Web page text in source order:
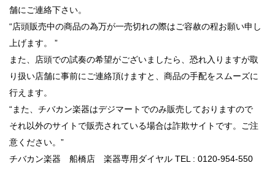
舗にご連絡下さい。
“店頭販売中の商品の為万が一売切れの際はご容赦の程お願い申し
上げます。 ”
また、店頭での試奏の希望がございましたら、恐れ入りますが取
り扱い店舗に事前にご連絡頂けますと、商品の手配をスムーズに
行えます。
“また、チバカン楽器はデジマートでのみ販売しておりますので
それ以外のサイトで販売されている場合は詐欺サイトです。ご注
意ください。”
チバカン楽器 船橋店 楽器専用ダイヤル TEL : 0120-954-550